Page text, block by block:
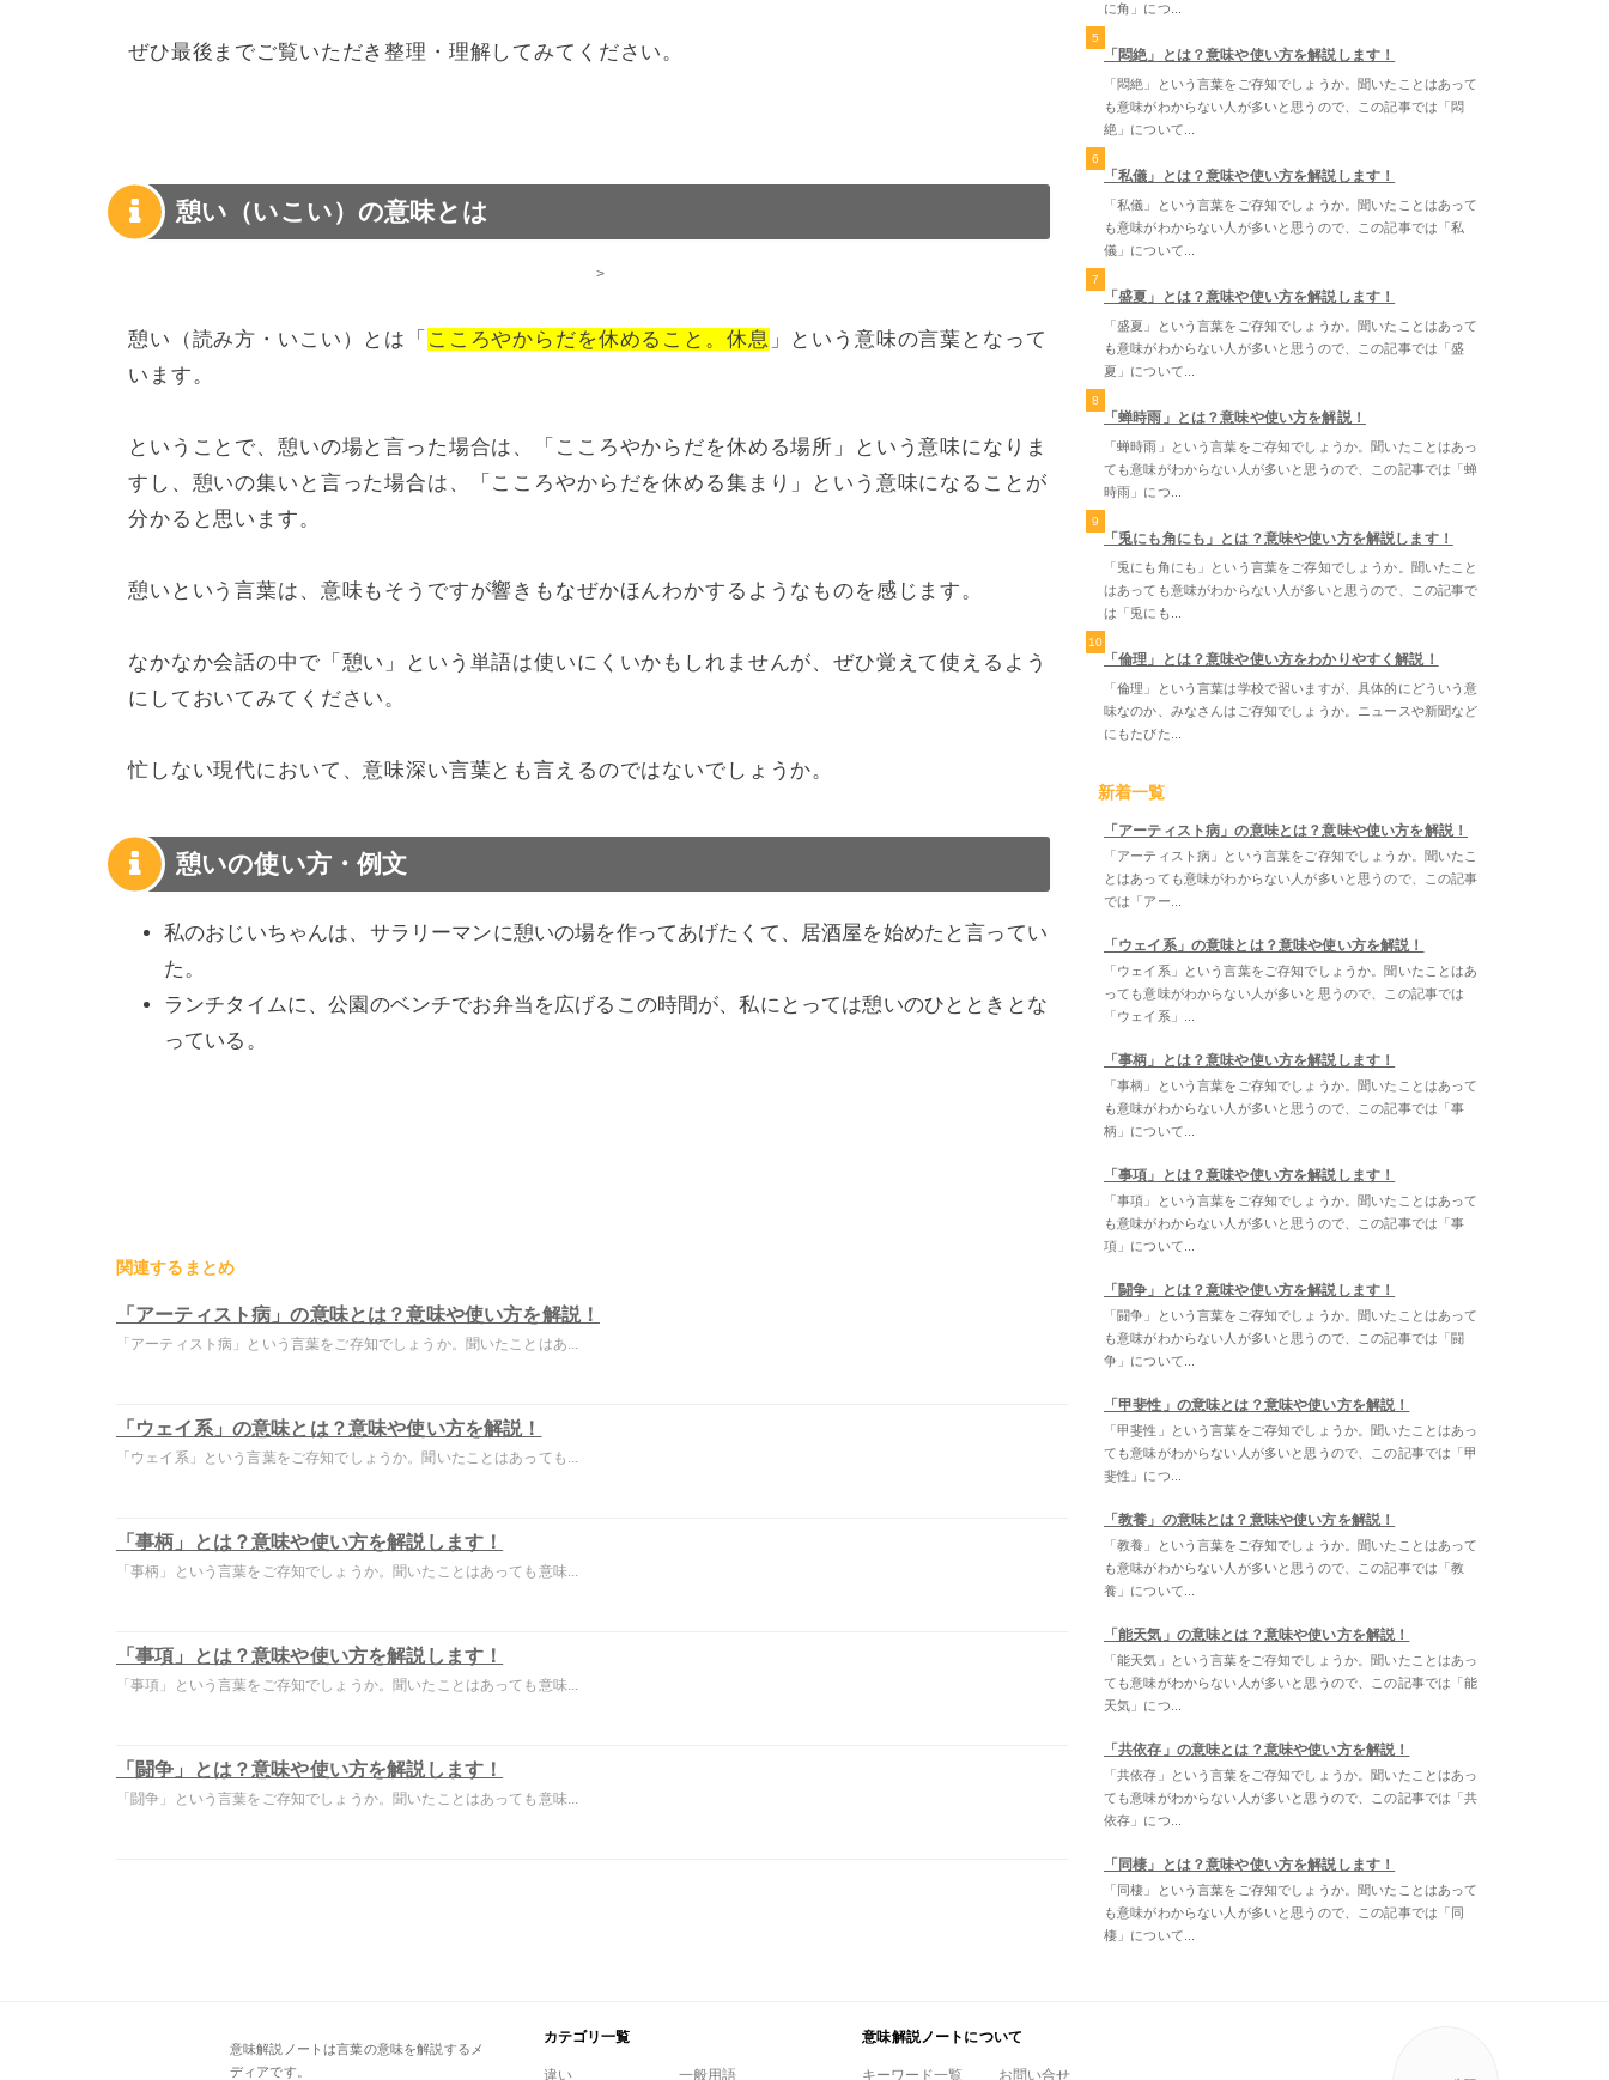
ぜひ最後までご覧いただき整理・理解してみてください。
憩い（いこい）の意味とは
>
憩い（読み方・いこい）とは「 こころやからだを休めること。休息 」という意味の言葉となって
います。
ということで、憩いの場と言った場合は、「こころやからだを休める場所」という意味になりま
すし、憩いの集いと言った場合は、「こころやからだを休める集まり」という意味になることが
分かると思います。
憩いという言葉は、意味もそうですが響きもなぜかほんわかするようなものを感じます。
なかなか会話の中で「憩い」という単語は使いにくいかもしれませんが、ぜひ覚えて使えるよう
にしておいてみてください。
忙しない現代において、意味深い言葉とも言えるのではないでしょうか。
憩いの使い方・例文
私のおじいちゃんは、サラリーマンに憩いの場を作ってあげたくて、居酒屋を始めたと言ってい
た。
ランチタイムに、公園のベンチでお弁当を広げるこの時間が、私にとっては憩いのひとときとな
っている。
関連するまとめ
「アーティスト病」の意味とは？意味や使い方を解説！
「アーティスト病」という言葉をご存知でしょうか。聞いたことはあ...
「ウェイ系」の意味とは？意味や使い方を解説！
「ウェイ系」という言葉をご存知でしょうか。聞いたことはあっても...
「事柄」とは？意味や使い方を解説します！
「事柄」という言葉をご存知でしょうか。聞いたことはあっても意味...
「事項」とは？意味や使い方を解説します！
「事項」という言葉をご存知でしょうか。聞いたことはあっても意味...
「闘争」とは？意味や使い方を解説します！
「闘争」という言葉をご存知でしょうか。聞いたことはあっても意味...
に角」につ...
5
「悶絶」とは？意味や使い方を解説します！
「悶絶」という言葉をご存知でしょうか。聞いたことはあって
も意味がわからない人が多いと思うので、この記事では「悶
絶」について...
6
「私儀」とは？意味や使い方を解説します！
「私儀」という言葉をご存知でしょうか。聞いたことはあって
も意味がわからない人が多いと思うので、この記事では「私
儀」について...
7
「盛夏」とは？意味や使い方を解説します！
「盛夏」という言葉をご存知でしょうか。聞いたことはあって
も意味がわからない人が多いと思うので、この記事では「盛
夏」について...
8
「蝉時雨」とは？意味や使い方を解説！
「蝉時雨」という言葉をご存知でしょうか。聞いたことはあっ
ても意味がわからない人が多いと思うので、この記事では「蝉
時雨」につ...
9
「兎にも角にも」とは？意味や使い方を解説します！
「兎にも角にも」という言葉をご存知でしょうか。聞いたこと
はあっても意味がわからない人が多いと思うので、この記事で
は「兎にも...
10
「倫理」とは？意味や使い方をわかりやすく解説！
「倫理」という言葉は学校で習いますが、具体的にどういう意
味なのか、みなさんはご存知でしょうか。ニュースや新聞など
にもたびた...
新着一覧
「アーティスト病」の意味とは？意味や使い方を解説！
「アーティスト病」という言葉をご存知でしょうか。聞いたこ
とはあっても意味がわからない人が多いと思うので、この記事
では「アー...
「ウェイ系」の意味とは？意味や使い方を解説！
「ウェイ系」という言葉をご存知でしょうか。聞いたことはあ
っても意味がわからない人が多いと思うので、この記事では
「ウェイ系」...
「事柄」とは？意味や使い方を解説します！
「事柄」という言葉をご存知でしょうか。聞いたことはあって
も意味がわからない人が多いと思うので、この記事では「事
柄」について...
「事項」とは？意味や使い方を解説します！
「事項」という言葉をご存知でしょうか。聞いたことはあって
も意味がわからない人が多いと思うので、この記事では「事
項」について...
「闘争」とは？意味や使い方を解説します！
「闘争」という言葉をご存知でしょうか。聞いたことはあって
も意味がわからない人が多いと思うので、この記事では「闘
争」について...
「甲斐性」の意味とは？意味や使い方を解説！
「甲斐性」という言葉をご存知でしょうか。聞いたことはあっ
ても意味がわからない人が多いと思うので、この記事では「甲
斐性」につ...
「教養」の意味とは？意味や使い方を解説！
「教養」という言葉をご存知でしょうか。聞いたことはあって
も意味がわからない人が多いと思うので、この記事では「教
養」について...
「能天気」の意味とは？意味や使い方を解説！
「能天気」という言葉をご存知でしょうか。聞いたことはあっ
ても意味がわからない人が多いと思うので、この記事では「能
天気」につ...
「共依存」の意味とは？意味や使い方を解説！
「共依存」という言葉をご存知でしょうか。聞いたことはあっ
ても意味がわからない人が多いと思うので、この記事では「共
依存」につ...
「同棲」とは？意味や使い方を解説します！
「同棲」という言葉をご存知でしょうか。聞いたことはあって
も意味がわからない人が多いと思うので、この記事では「同
棲」について...
意味解説ノートは言葉の意味を解説するメ
ディアです。
カテゴリ一覧
違い 一般用語
意味解説ノートについて
キーワード一覧 お問い合せ